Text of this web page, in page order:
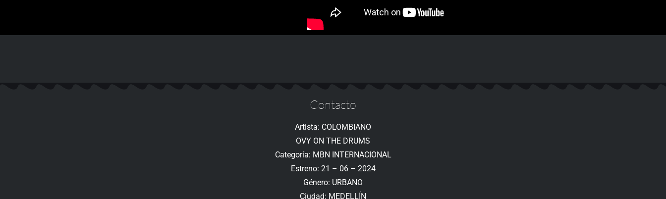
Contacto
Artista: COLOMBIANO
OVY ON THE DRUMS
Categoría: MBN INTERNACIONAL
Estreno: 21 – 06 – 2024
Género: URBANO
Ciudad: MEDELLÍN